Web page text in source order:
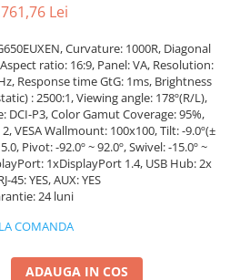
Lei
Curvature: 1000R, Diagonal
ratio: 16:9, Panel: VA, Resolution:
Response time GtG: 1ms, Brightness
: 2500:1, Viewing angle: 178º(R/L),
DCI-P3, Color Gamut Coverage: 95%,
VESA Wallmount: 100x100, Tilt: -9.0º(±
Pivot: -92.0º ~ 92.0º, Swivel: -15.0º ~
1xDisplayPort 1.4, USB Hub: 2x
45: YES, AUX: YES
24 luni
LA COMANDA
ADAUGA IN COS